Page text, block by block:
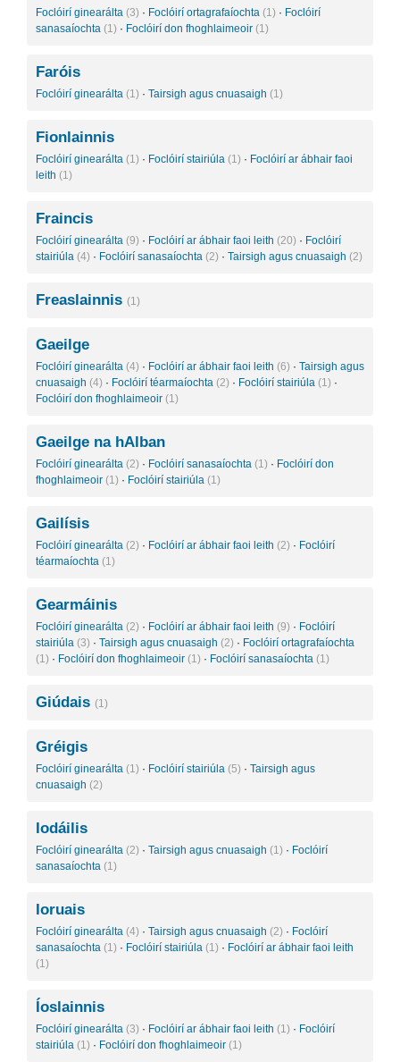
Foclóirí ginearálta (3) · Foclóirí ortagrafaíochta (1) · Foclóirí
sanasaíochta (1) · Foclóirí don fhoghlaimeoir (1)
Faróis
Foclóirí ginearálta (1) · Tairsigh agus cnuasaigh (1)
Fionlainnis
Foclóirí ginearálta (1) · Foclóirí stairiúla (1) · Foclóirí ar ábhair faoi
leith (1)
Fraincis
Foclóirí ginearálta (9) · Foclóirí ar ábhair faoi leith (20) · Foclóirí
stairiúla (4) · Foclóirí sanasaíochta (2) · Tairsigh agus cnuasaigh (2)
Freaslainnis (1)
Gaeilge
Foclóirí ginearálta (4) · Foclóirí ar ábhair faoi leith (6) · Tairsigh agus
cnuasaigh (4) · Foclóirí téarmaíochta (2) · Foclóirí stairiúla (1) ·
Foclóirí don fhoghlaimeoir (1)
Gaeilge na hAlban
Foclóirí ginearálta (2) · Foclóirí sanasaíochta (1) · Foclóirí don
fhoghlaimeoir (1) · Foclóirí stairiúla (1)
Gailísis
Foclóirí ginearálta (2) · Foclóirí ar ábhair faoi leith (2) · Foclóirí
téarmaíochta (1)
Gearmáinis
Foclóirí ginearálta (2) · Foclóirí ar ábhair faoi leith (9) · Foclóirí
stairiúla (3) · Tairsigh agus cnuasaigh (2) · Foclóirí ortagrafaíochta
(1) · Foclóirí don fhoghlaimeoir (1) · Foclóirí sanasaíochta (1)
Giúdais (1)
Gréigis
Foclóirí ginearálta (1) · Foclóirí stairiúla (5) · Tairsigh agus
cnuasaigh (2)
Iodáilis
Foclóirí ginearálta (2) · Tairsigh agus cnuasaigh (1) · Foclóirí
sanasaíochta (1)
Ioruais
Foclóirí ginearálta (4) · Tairsigh agus cnuasaigh (2) · Foclóirí
sanasaíochta (1) · Foclóirí stairiúla (1) · Foclóirí ar ábhair faoi leith
(1)
Íoslainnis
Foclóirí ginearálta (3) · Foclóirí ar ábhair faoi leith (1) · Foclóirí
stairiúla (1) · Foclóirí don fhoghlaimeoir (1)